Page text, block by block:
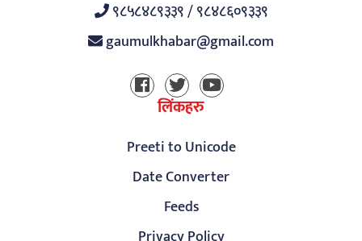
९८५८४८९३३९ / ९८४८६०९३३९
gaumulkhabar@gmail.com
लिंकहरु
Preeti to Unicode
Date Converter
Feeds